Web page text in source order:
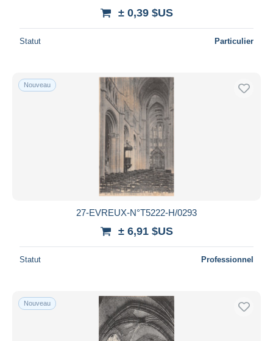
± 0,39 $US
Statut Particulier
Nouveau
27-EVREUX-N°T5222-H/0293
± 6,91 $US
Statut Professionnel
Nouveau